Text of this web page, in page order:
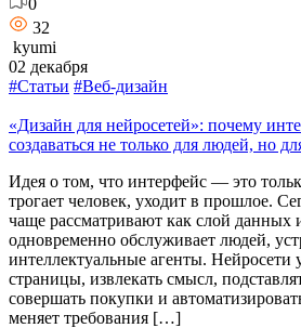
0
32
kyumi
02 декабря
#Статьи #Веб-дизайн
«Дизайн для нейросетей»: почему
создаваться не только для людей, но
Идея о том, что интерфейс — это
трогает человек, уходит в прошлое.
чаще рассматривают как слой данных
одновременно обслуживает людей,
интеллектуальные агенты. Нейросети
страницы, извлекать смысл,
совершать покупки и
меняет требования […]